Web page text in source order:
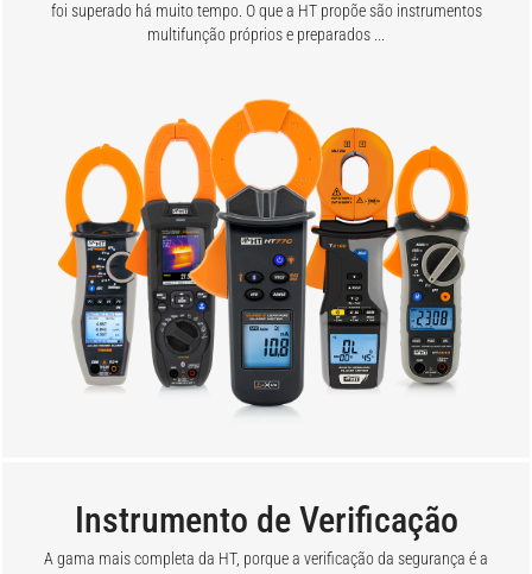
foi superado há muito tempo. O que a HT propõe são instrumentos
multifunção próprios e preparados ...
Instrumento de Verificação
A gama mais completa da HT, porque a verificação da segurança é a